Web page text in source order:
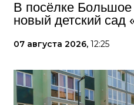
В посёлке
новый детский
07 августа 2026, 12:25